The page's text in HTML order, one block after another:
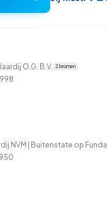
O.G. B.V. 2 bronnen
NVM | Buitenstate op Funda